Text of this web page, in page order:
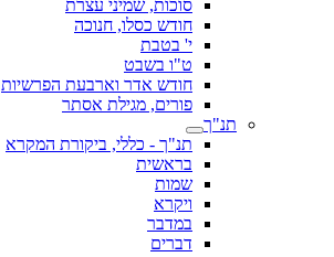
סוכות, שמיני עצרת
חודש כסלו, חנוכה
י' בטבת
ט"ו בשבט
חודש אדר וארבעת הפרשיות
פורים, מגילת אסתר
תנ"ך
תנ"ך - כללי, ביקורת המקרא
בראשית
שמות
ויקרא
במדבר
דברים